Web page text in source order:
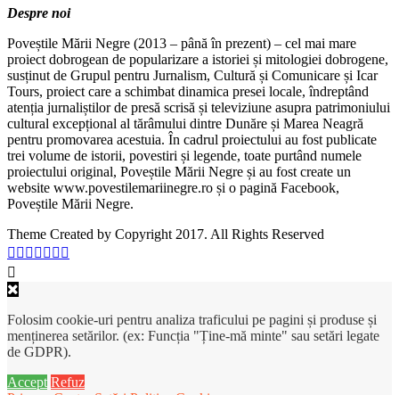
Despre noi
Poveștile Mării Negre (2013 – până în prezent) – cel mai mare
proiect dobrogean de popularizare a istoriei și mitologiei dobrogene,
susținut de Grupul pentru Jurnalism, Cultură și Comunicare și Icar
Tours, proiect care a schimbat dinamica presei locale, îndreptând
atenția jurnaliștilor de presă scrisă și televiziune asupra patrimoniului
cultural excepțional al tărâmului dintre Dunăre și Marea Neagră
pentru promovarea acestuia. În cadrul proiectului au fost publicate
trei volume de istorii, povestiri și legende, toate purtând numele
proiectului original, Poveștile Mării Negre și au fost create un
website www.povestilemariinegre.ro și o pagină Facebook,
Poveștile Mării Negre.
Theme Created by Copyright 2017. All Rights Reserved
Folosim cookie-uri pentru analiza traficului pe pagini și produse și
menținerea setărilor. (ex: Funcția "Ține-mă minte" sau setări legate
de GDPR).
Accept Refuz